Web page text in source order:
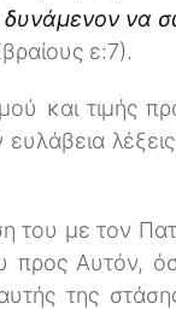
δυνάμενον να
ε:7).
και τιμής
λέξεις
του με τον
προς Αυτόν,
της